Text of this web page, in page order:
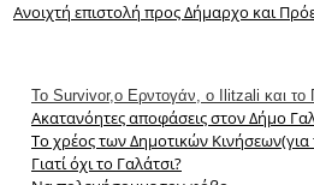
Aνοιχτή επιστολή προς Δήμαρχο και
Το Survivor,o Eρντογάν, ο Ilitzali και το
Ακατανόητες αποφάσεις στον Δήμο
Το χρέος των Δημοτικών
Γιατί όχι το Γαλάτσι?